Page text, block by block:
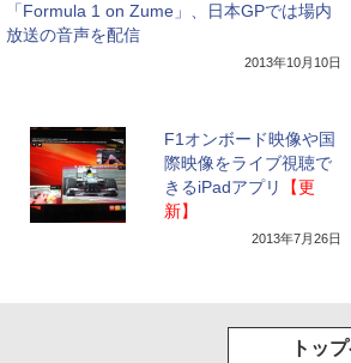
「Formula 1 on Zume」、日本GPでは場内
放送の音声を配信
2013年10月10日
F1オンボード映像や国
際映像をライブ視聴で
きるiPadアプリ
【更
新】
2013年7月26日
トッ